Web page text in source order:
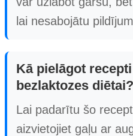
lai nesabojātu
Kā pielāgot
bezlaktozes diētai?
Lai padarītu šo
aizvietojiet gaļu ar